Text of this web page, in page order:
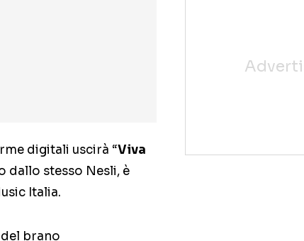
digitali uscirà “Viva
dallo stesso Nesli, è
Italia.
brano